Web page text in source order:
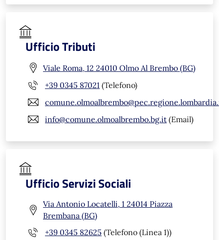
Ufficio Tributi
Viale Roma, 12 24010 Olmo Al Brembo (BG)
+39 0345 87021 (Telefono)
info@comune.olmoalbrembo.bg.it (Email)
Ufficio Servizi Sociali
Via Antonio Locatelli, 1 24014 Piazza
Brembana (BG)
+39 0345 82625 (Telefono (Linea 1))